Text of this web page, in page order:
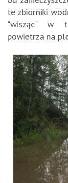
te zbiorniki
"wisząc" w
powietrza na